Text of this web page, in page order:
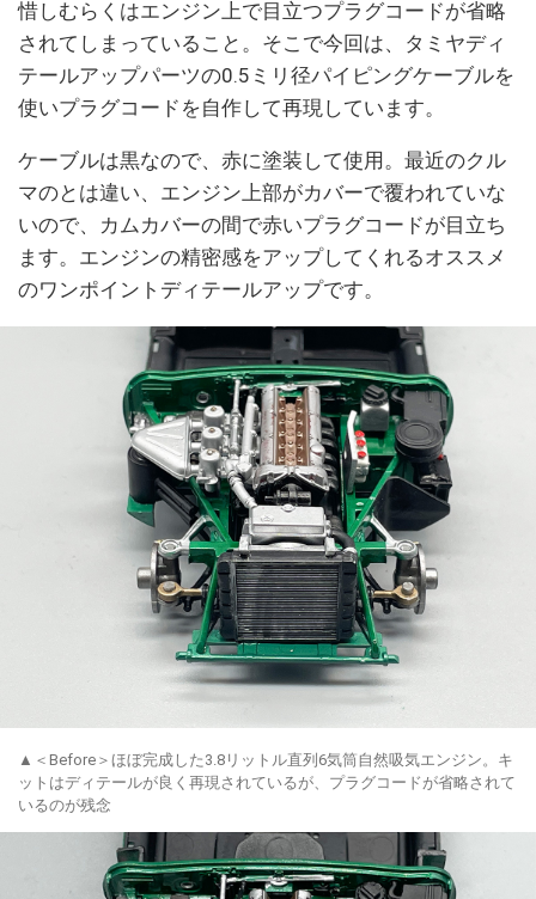
惜しむらくはエンジン上で目立つプラグコードが省略
されてしまっていること。そこで今回は、タミヤディ
テールアップパーツの0.5ミリ径パイピングケーブルを
使いプラグコードを自作して再現しています。
ケーブルは黒なので、赤に塗装して使用。最近のクル
マのとは違い、エンジン上部がカバーで覆われていな
いので、カムカバーの間で赤いプラグコードが目立ち
ます。エンジンの精密感をアップしてくれるオススメ
のワンポイントディテールアップです。
▲＜Before＞ほぼ完成した3.8リットル直列6気筒自然吸気エンジン。キ
ットはディテールが良く再現されているが、プラグコードが省略されて
いるのが残念